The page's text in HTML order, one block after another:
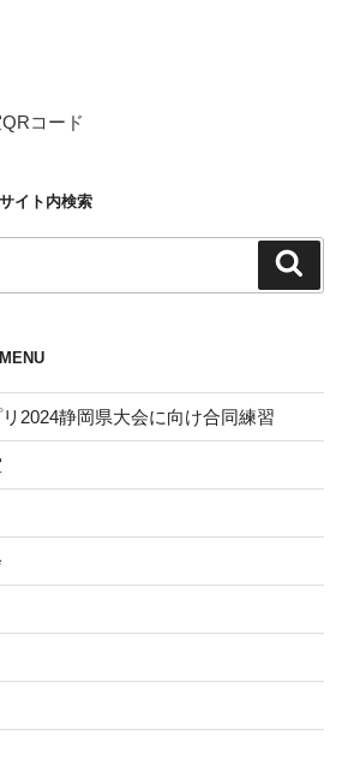
コード
イト内検索
2024静岡県大会に向け合同練習